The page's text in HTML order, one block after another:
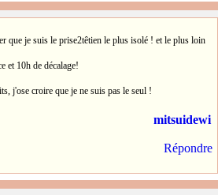
que je suis le prise2têtien le plus isolé ! et le plus loin
et 10h de décalage!
j'ose croire que je ne suis pas le seul !
mitsuidewi
Répondre